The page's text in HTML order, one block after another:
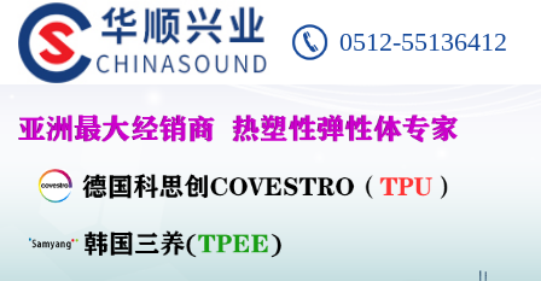
0512-55136412